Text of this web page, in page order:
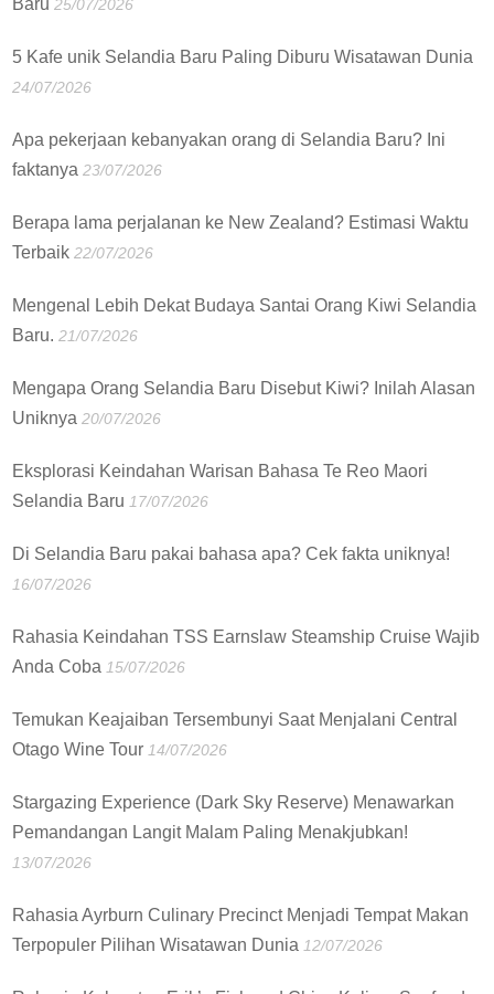
Baru 25/07/2026
5 Kafe unik Selandia Baru Paling Diburu Wisatawan Dunia
24/07/2026
Apa pekerjaan kebanyakan orang di Selandia Baru? Ini
faktanya 23/07/2026
Berapa lama perjalanan ke New Zealand? Estimasi Waktu
Terbaik 22/07/2026
Mengenal Lebih Dekat Budaya Santai Orang Kiwi Selandia
Baru. 21/07/2026
Mengapa Orang Selandia Baru Disebut Kiwi? Inilah Alasan
Uniknya 20/07/2026
Eksplorasi Keindahan Warisan Bahasa Te Reo Maori
Selandia Baru 17/07/2026
Di Selandia Baru pakai bahasa apa? Cek fakta uniknya!
16/07/2026
Rahasia Keindahan TSS Earnslaw Steamship Cruise Wajib
Anda Coba 15/07/2026
Temukan Keajaiban Tersembunyi Saat Menjalani Central
Otago Wine Tour 14/07/2026
Stargazing Experience (Dark Sky Reserve) Menawarkan
Pemandangan Langit Malam Paling Menakjubkan!
13/07/2026
Rahasia Ayrburn Culinary Precinct Menjadi Tempat Makan
Terpopuler Pilihan Wisatawan Dunia 12/07/2026